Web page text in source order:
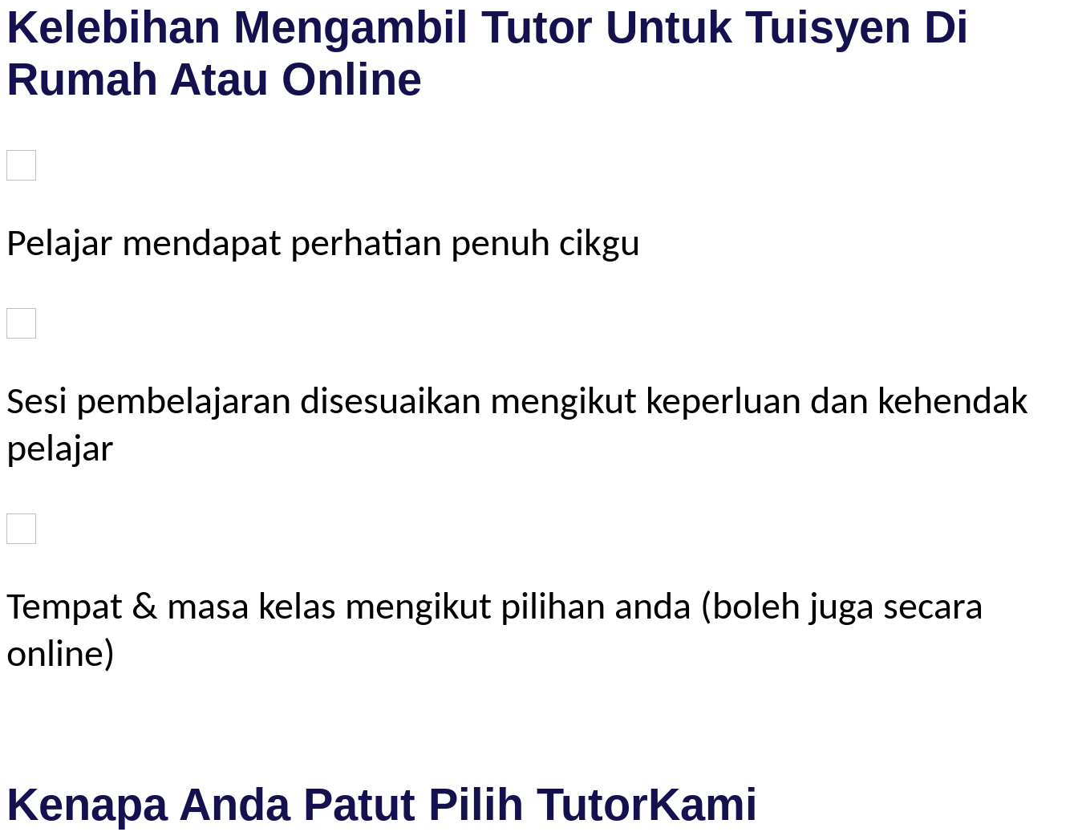
Kelebihan Mengambil Tutor Untuk Tuisyen Di
Rumah Atau Online
Pelajar mendapat perhatian penuh cikgu
Sesi pembelajaran disesuaikan mengikut keperluan dan kehendak
pelajar
Tempat & masa kelas mengikut pilihan anda (boleh juga secara
online)
Kenapa Anda Patut Pilih TutorKami